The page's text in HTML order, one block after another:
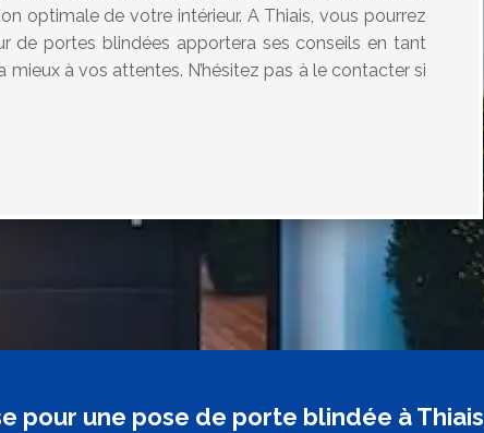
optimale de votre intérieur. A Thiais, vous pourrez
de portes blindées apportera ses conseils en tant
à vos attentes. N’hésitez pas à le contacter si
pour une pose de porte blindée à Thiais